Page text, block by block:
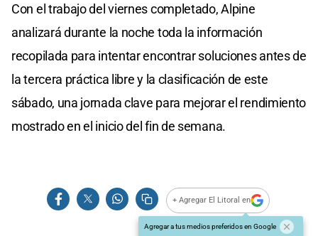
Con el trabajo del viernes completado, Alpine
analizará durante la noche toda la información
recopilada para intentar encontrar soluciones antes de
la tercera práctica libre y la clasificación de este
sábado, una jornada clave para mejorar el rendimiento
mostrado en el inicio del fin de semana.
+ Agregar El Litoral en
Agregar a tus medios preferidos en Google